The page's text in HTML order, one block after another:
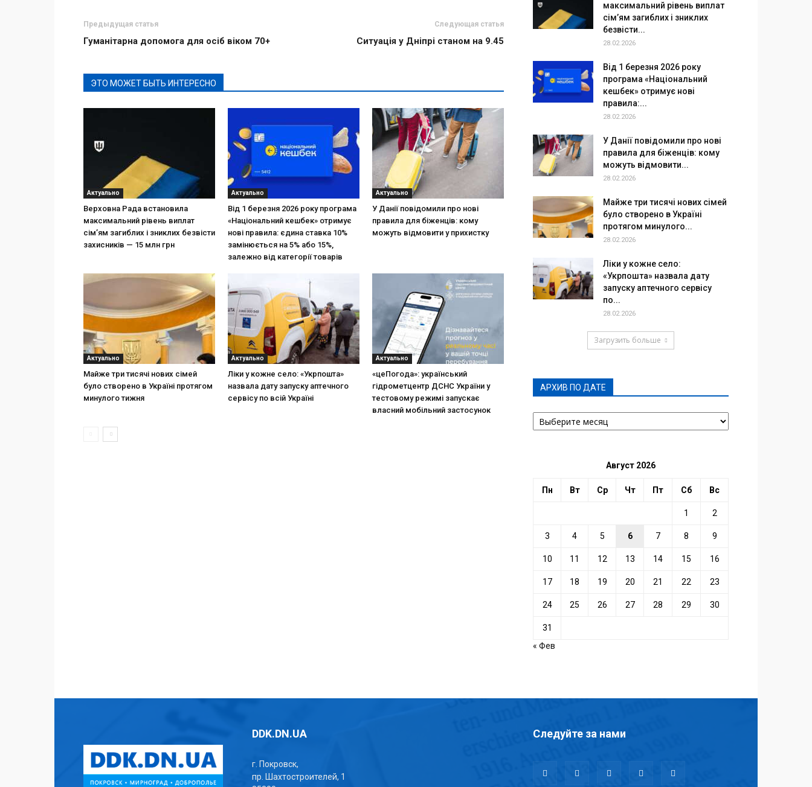
Предыдущая статья
Гуманітарна допомога для осіб віком 70+
Следующая статья
Ситуація у Дніпрі станом на 9.45
ЭТО МОЖЕТ БЫТЬ ИНТЕРЕСНО
Актуально
Верховна Рада встановила
максимальний рівень виплат
сім’ям загиблих і зниклих безвісти
захисників — 15 млн грн
Актуально
Від 1 березня 2026 року програма
«Національний кешбек» отримує
нові правила: єдина ставка 10%
замінюється на 5% або 15%,
залежно від категорії товарів
Актуально
У Данії повідомили про нові
правила для біженців: кому
можуть відмовити у прихистку
Актуально
Майже три тисячі нових сімей
було створено в Україні протягом
минулого тижня
Актуально
Ліки у кожне село: «Укрпошта»
назвала дату запуску аптечного
сервісу по всій Україні
Актуально
«цеПогода»: український
гідрометцентр ДСНС України у
тестовому режимі запускає
власний мобільний застосунок
максимальний рівень виплат
сім’ям загиблих і зниклих
безвісти...
28.02.2026
Від 1 березня 2026 року
програма «Національний
кешбек» отримує нові
правила:...
28.02.2026
У Данії повідомили про нові
правила для біженців: кому
можуть відмовити...
28.02.2026
Майже три тисячі нових сімей
було створено в Україні
протягом минулого...
28.02.2026
Ліки у кожне село:
«Укрпошта» назвала дату
запуску аптечного сервісу
по...
28.02.2026
Загрузить больше
АРХИВ ПО ДАТЕ
АРХИВ
ПО
Август 2026
Пн Вт Ср Чт Пт Сб Вс
1 2
3 4 5 6 7 8 9
10 11 12 13 14 15 16
17 18 19 20 21 22 23
24 25 26 27 28 29 30
31
« Фев
DDK.DN.UA
г. Покровск,
пр. Шахтостроителей, 1
Следуйте за нами